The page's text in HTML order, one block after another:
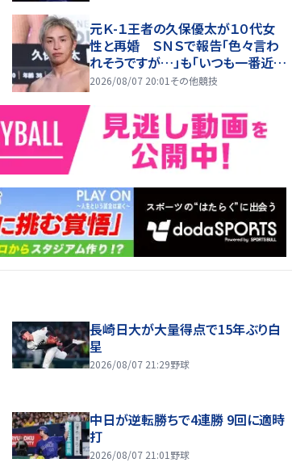
元Ｋ-１王者の久保優太が１０代女
性と再婚 ＳＮＳで報告「色々言わ
れそうですが…」も「いつも一番近く
で支えてくれる彼女と共に、笑顔あ
2026/08/07 20:01 その他競技
長崎日大が大量得点で15年ぶり白
星
2026/08/07 21:29野球
中日が逆転勝ちで4連勝 9回に適時
打
2026/08/07 21:01 野球